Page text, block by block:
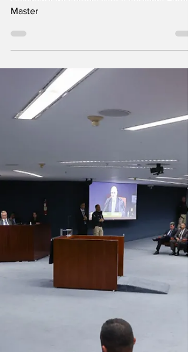
O valor milionário do contrato da mulher de
Alexandre de Moraes com o enrolado Banco